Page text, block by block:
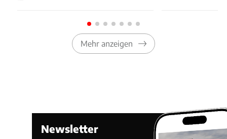
Mehr anzeigen
Newsletter